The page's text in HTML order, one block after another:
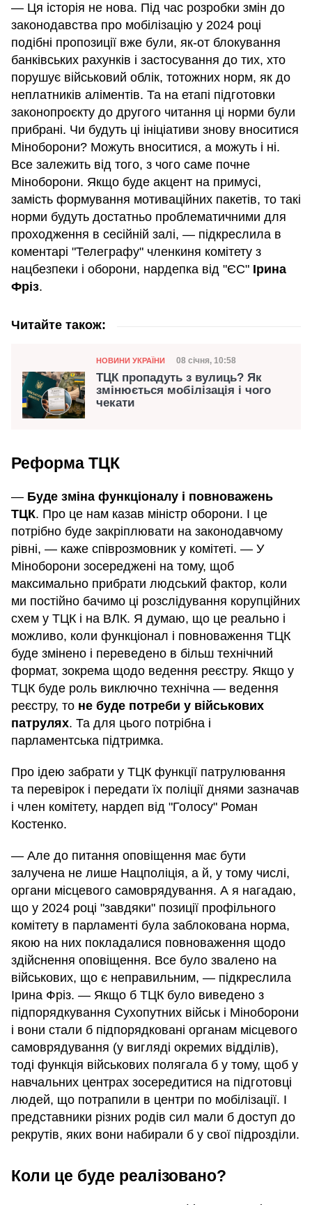
— Ця історія не нова. Під час розробки змін до
законодавства про мобілізацію у 2024 році
подібні пропозиції вже були, як-от блокування
банківських рахунків і застосування до тих, хто
порушує військовий облік, тотожних норм, як до
неплатників аліментів. Та на етапі підготовки
законопроєкту до другого читання ці норми були
прибрані. Чи будуть ці ініціативи знову вноситися
Міноборони? Можуть вноситися, а можуть і ні.
Все залежить від того, з чого саме почне
Міноборони. Якщо буде акцент на примусі,
замість формування мотиваційних пакетів, то такі
норми будуть достатньо проблематичними для
проходження в сесійній залі, — підкреслила в
коментарі "Телеграфу" членкиня комітету з
нацбезпеки і оборони, нардепка від "ЄС" Ірина
Фріз.
Читайте також:
Категорія
НОВИНИ УКРАЇНИ Дата публікації
08 січня, 10:58
ТЦК пропадуть з вулиць? Як
змінюється мобілізація і чого
чекати
Реформа ТЦК
— Буде зміна функціоналу і повноважень
ТЦК. Про це нам казав міністр оборони. І це
потрібно буде закріплювати на законодавчому
рівні, — каже співрозмовник у комітеті. — У
Міноборони зосереджені на тому, щоб
максимально прибрати людський фактор, коли
ми постійно бачимо ці розслідування корупційних
схем у ТЦК і на ВЛК. Я думаю, що це реально і
можливо, коли функціонал і повноваження ТЦК
буде змінено і переведено в більш технічний
формат, зокрема щодо ведення реєстру. Якщо у
ТЦК буде роль виключно технічна — ведення
реєстру, то не буде потреби у військових
патрулях. Та для цього потрібна і
парламентська підтримка.
Про ідею забрати у ТЦК функції патрулювання
та перевірок і передати їх поліції днями зазначав
і член комітету, нардеп від "Голосу" Роман
Костенко.
— Але до питання оповіщення має бути
залучена не лише Нацполіція, а й, у тому числі,
органи місцевого самоврядування. А я нагадаю,
що у 2024 році "завдяки" позиції профільного
комітету в парламенті була заблокована норма,
якою на них покладалися повноваження щодо
здійснення оповіщення. Все було звалено на
військових, що є неправильним, — підкреслила
Ірина Фріз. — Якщо б ТЦК було виведено з
підпорядкування Сухопутних військ і Міноборони
і вони стали б підпорядковані органам місцевого
самоврядування (у вигляді окремих відділів),
тоді функція військових полягала б у тому, щоб у
навчальних центрах зосередитися на підготовці
людей, що потрапили в центри по мобілізації. І
представники різних родів сил мали б доступ до
рекрутів, яких вони набирали б у свої підрозділи.
Коли це буде реалізовано?